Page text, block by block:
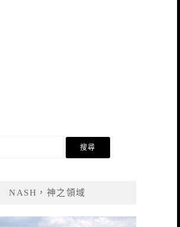
NASH，神之領域